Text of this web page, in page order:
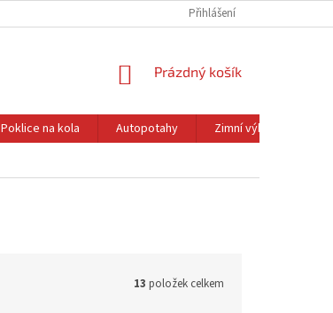
Přihlášení
NÁKUPNÍ
Prázdný košík
Poklice na kola Autopotahy Zimní výbava
13 položek celkem